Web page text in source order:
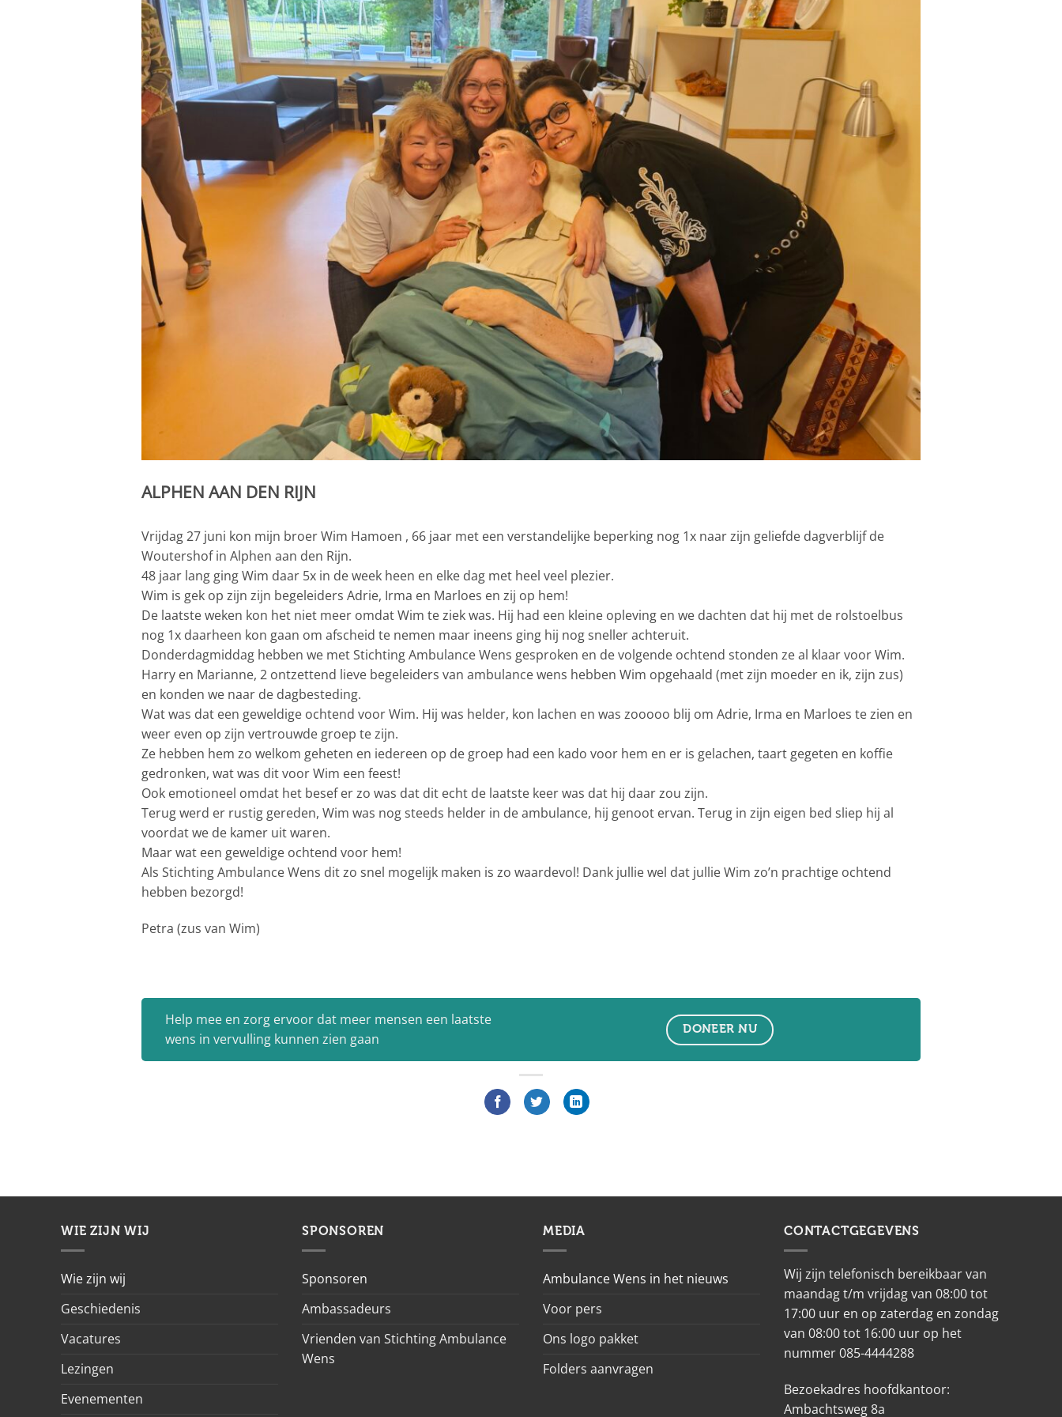
ALPHEN AAN DEN RIJN
Vrijdag 27 juni kon mijn broer Wim Hamoen , 66 jaar met een verstandelijke beperking nog 1x naar zijn geliefde dagverblijf de
Woutershof in Alphen aan den Rijn.
48 jaar lang ging Wim daar 5x in de week heen en elke dag met heel veel plezier.
Wim is gek op zijn zijn begeleiders Adrie, Irma en Marloes en zij op hem!
De laatste weken kon het niet meer omdat Wim te ziek was. Hij had een kleine opleving en we dachten dat hij met de rolstoelbus
nog 1x daarheen kon gaan om afscheid te nemen maar ineens ging hij nog sneller achteruit.
Donderdagmiddag hebben we met Stichting Ambulance Wens gesproken en de volgende ochtend stonden ze al klaar voor Wim.
Harry en Marianne, 2 ontzettend lieve begeleiders van ambulance wens hebben Wim opgehaald (met zijn moeder en ik, zijn zus)
en konden we naar de dagbesteding.
Wat was dat een geweldige ochtend voor Wim. Hij was helder, kon lachen en was zooooo blij om Adrie, Irma en Marloes te zien en
weer even op zijn vertrouwde groep te zijn.
Ze hebben hem zo welkom geheten en iedereen op de groep had een kado voor hem en er is gelachen, taart gegeten en koffie
gedronken, wat was dit voor Wim een feest!
Ook emotioneel omdat het besef er zo was dat dit echt de laatste keer was dat hij daar zou zijn.
Terug werd er rustig gereden, Wim was nog steeds helder in de ambulance, hij genoot ervan. Terug in zijn eigen bed sliep hij al
voordat we de kamer uit waren.
Maar wat een geweldige ochtend voor hem!
Als Stichting Ambulance Wens dit zo snel mogelijk maken is zo waardevol! Dank jullie wel dat jullie Wim zo’n prachtige ochtend
hebben bezorgd!
Petra (zus van Wim)
Help mee en zorg ervoor dat meer mensen een laatste
wens in vervulling kunnen zien gaan
DONEER NU
WIE ZIJN WIJ
Wie zijn wij
Geschiedenis
Vacatures
Lezingen
Evenementen
SPONSOREN
Sponsoren
Ambassadeurs
Vrienden van Stichting Ambulance
Wens
MEDIA
Ambulance Wens in het nieuws
Voor pers
Ons logo pakket
Folders aanvragen
CONTACTGEGEVENS
Wij zijn telefonisch bereikbaar van
maandag t/m vrijdag van 08:00 tot
17:00 uur en op zaterdag en zondag
van 08:00 tot 16:00 uur op het
nummer 085-4444288
Bezoekadres hoofdkantoor:
Ambachtsweg 8a